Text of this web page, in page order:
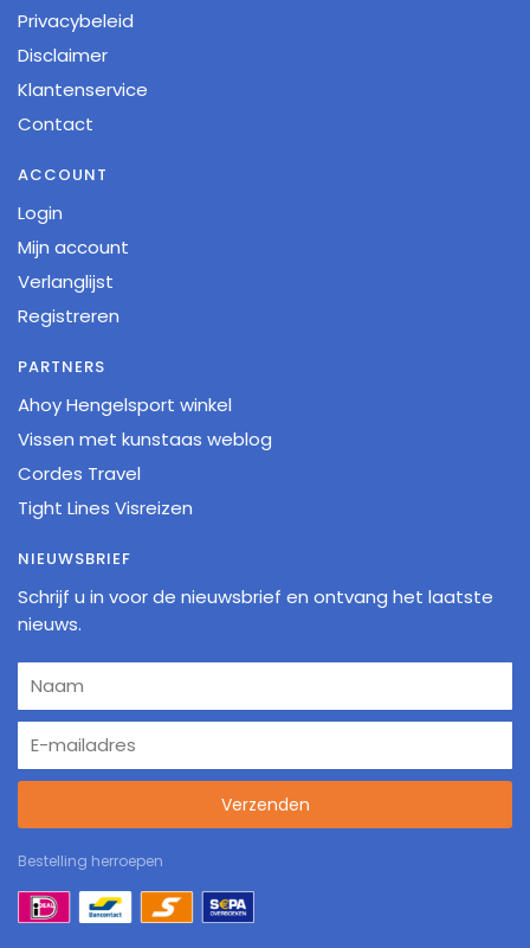
Privacybeleid
Disclaimer
Klantenservice
Contact
ACCOUNT
Login
Mijn account
Verlanglijst
Registreren
PARTNERS
Ahoy Hengelsport winkel
Vissen met kunstaas weblog
Cordes Travel
Tight Lines Visreizen
NIEUWSBRIEF
Schrijf u in voor de nieuwsbrief en ontvang het laatste
nieuws.
Verzenden
Bestelling herroepen